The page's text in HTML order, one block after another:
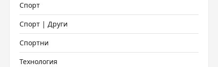
Спорт
Спорт | Други
Спортни
Технология